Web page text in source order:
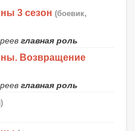
3 сезон (боевик,
главная роль
Возвращение
главная роль